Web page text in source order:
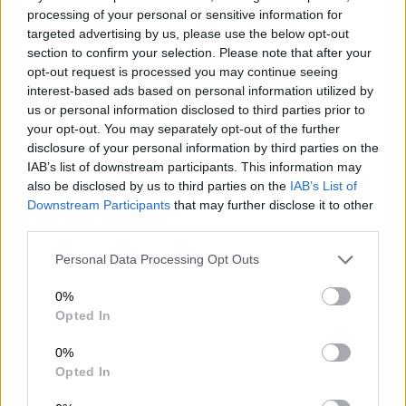
processing of your personal or sensitive information for
targeted advertising by us, please use the below opt-out
section to confirm your selection. Please note that after your
opt-out request is processed you may continue seeing
interest-based ads based on personal information utilized by
us or personal information disclosed to third parties prior to
your opt-out. You may separately opt-out of the further
disclosure of your personal information by third parties on the
IAB’s list of downstream participants. This information may
also be disclosed by us to third parties on the IAB’s List of
Downstream Participants that may further disclose it to other
Please note that this website/app uses one or more Google
not limited to your visit or usage behaviour. You may click to
grant or deny consent to Google and its third-party tags to
consent section.
Personal Data Processing Opt Outs
0%
Opted In
0%
Opted In
εξετάζει ένα παιδί, οφείλει να γνωρίζει εάν
η ίδια μητέρα έχει χάσει με ύποπτο τρόπο
άλλα δύο.Δεν είναι μόνο θέμα
πληροφόρησης, αλλά και στοιχειώδους
επαγρύπνησης».
«Οι αστοχίες αυτές δεν είναι αθώες.
Γίνονται πάνω σε σορούς νεκρών», τόνισε ο
κ. Βλάχος, επισημαίνοντας ότι σε
τουλάχιστον μία υπόθεση οι ίδιες οι
ιατροδικαστικές εκθέσεις αποδείχθηκαν
πλήρως άστοχες, με αποτέλεσμα
να χαθεί
διερεύνηση.
Η υποστελέχωση προκαλεί
καθυστερήσεις